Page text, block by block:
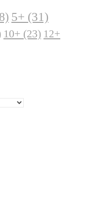
5+ (31)
10+ (23) 12+